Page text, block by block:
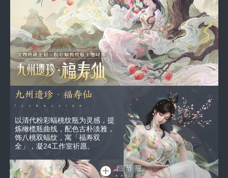
九州遗珍·福寿仙
以清代粉彩蝠桃纹瓶为灵感，提
炼橄榄瓶曲线，配色古朴淡雅，
饰八桃双蝠纹，寓「福寿双
全」，凝24工作室祈愿。